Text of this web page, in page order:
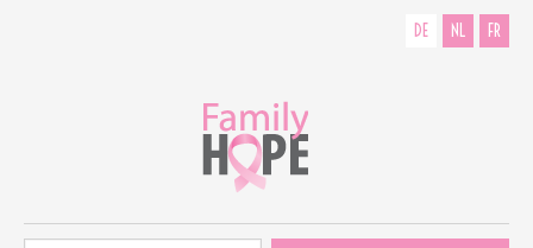
DE NL FR